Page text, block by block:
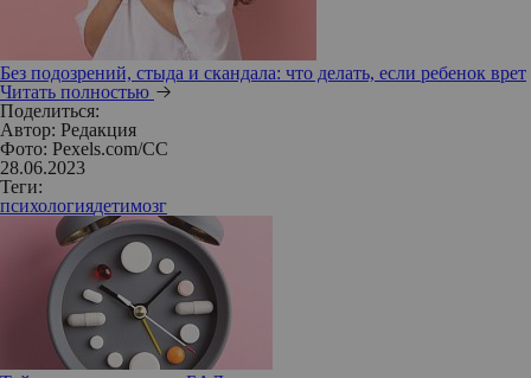
Без подозрений, стыда и скандала: что делать, если ребенок врет
Читать полностью
Поделиться:
Автор: Редакция
Фото: Pexels.com/CC
28.06.2023
Теги:
психологиядетимозг